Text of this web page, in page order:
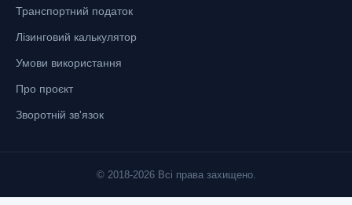
Транспортний податок
Лізинговий калькулятор
Умови використання
Про проєкт
Зворотній зв'язок
© 2018-2026 Всі права захищено.